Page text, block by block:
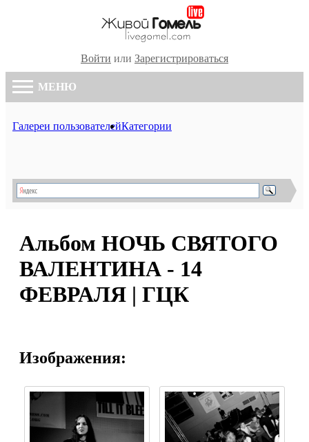
Войти или Зарегистрироваться
МЕНЮ
Галереи пользователейКатегории
Альбом НОЧЬ СВЯТОГО
ВАЛЕНТИНА - 14
ФЕВРАЛЯ | ГЦК
Изображения: